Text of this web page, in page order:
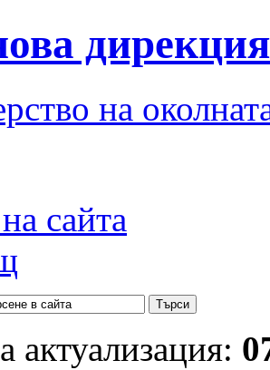
на
сайта
актуализация: